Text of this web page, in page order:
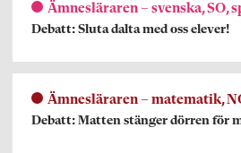
Ämnesläraren – svenska, SO,
Debatt: Sluta dalta med oss elever!
Ämnesläraren – matematik,
Debatt: Matten stänger dörren för